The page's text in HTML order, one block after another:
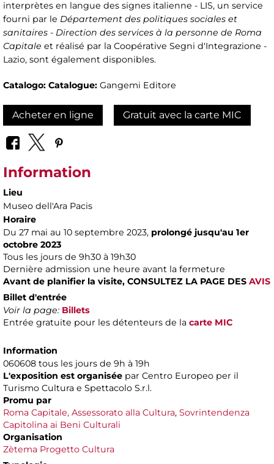
interprètes en langue des signes italienne - LIS, un service
fourni par le Département des politiques sociales et
sanitaires - Direction des services à la personne de Roma
Capitale et réalisé par la Coopérative Segni d'Integrazione -
Lazio, sont également disponibles.
Catalogo: Catalogue: Gangemi Editore
Acheter en ligne Gratuit avec la carte MIC
Information
Lieu
Museo dell'Ara Pacis
Horaire
Du 27 mai au 10 septembre 2023, prolongé jusqu'au 1er
octobre 2023
Tous les jours de 9h30 à 19h30
Dernière admission une heure avant la fermeture
Avant de planifier la visite, CONSULTEZ LA PAGE DES AVIS
Billet d'entrée
Voir la page: Billets
Entrée gratuite pour les détenteurs de la carte MIC
Information
060608 tous les jours de 9h à 19h
L'exposition est organisée par Centro Europeo per il
Turismo Cultura e Spettacolo S.r.l.
Promu par
Roma Capitale, Assessorato alla Cultura, Sovrintendenza
Capitolina ai Beni Culturali
Organisation
Zètema Progetto Cultura